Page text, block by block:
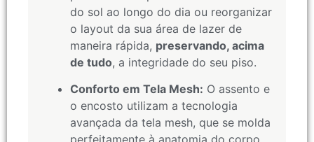
do sol ao longo do dia ou reorganizar
o layout da sua área de lazer de
maneira rápida, preservando, acima
de tudo, a integridade do seu piso.
Conforto em Tela Mesh: O assento e
o encosto utilizam a tecnologia
avançada da tela mesh, que se molda